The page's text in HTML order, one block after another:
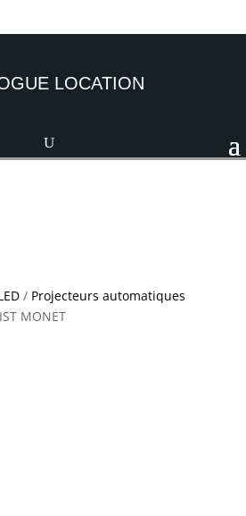
LOCATION
/ Projecteurs automatiques
MONET